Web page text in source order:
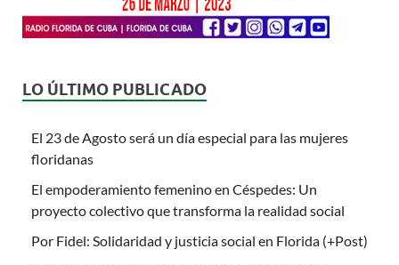
LO ÚLTIMO PUBLICADO
El 23 de Agosto será un día especial para las mujeres
floridanas
El empoderamiento femenino en Céspedes: Un
proyecto colectivo que transforma la realidad social
Por Fidel: Solidaridad y justicia social en Florida (+Post)